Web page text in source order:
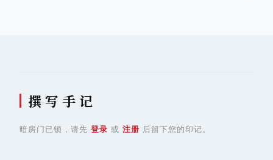
撰 写 手 记
暗房门已锁，请先 登录 或 注册 后留下您的印记。